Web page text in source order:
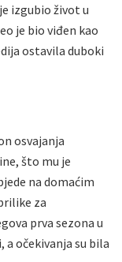
izgubio život u
je bio viđen kao
ostavila duboki
osvajanja
što mu je
na domaćim
za
prva sezona u
a očekivanja su bila